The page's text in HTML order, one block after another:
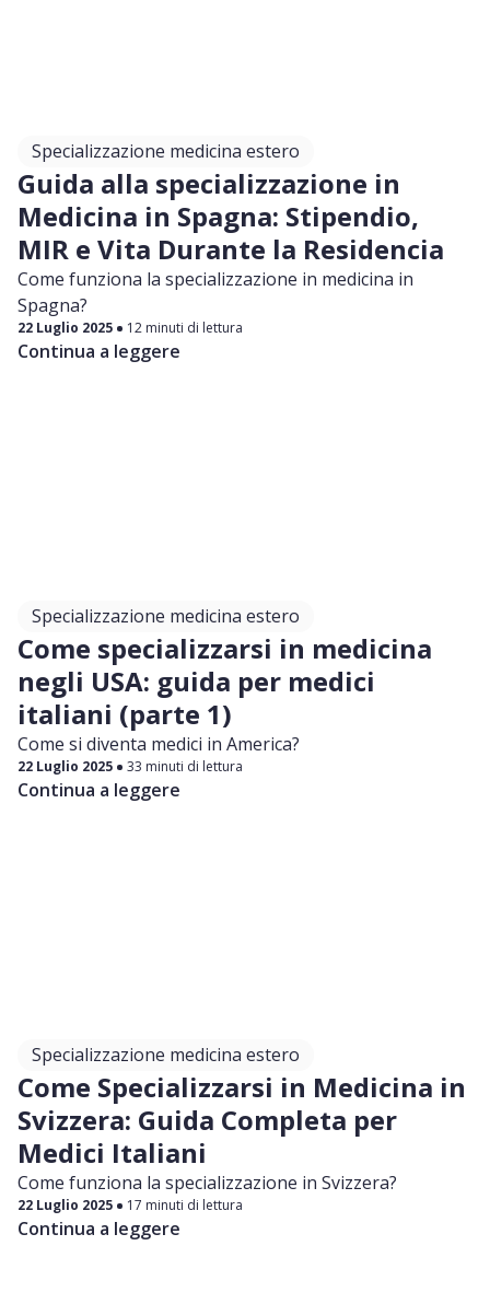
Specializzazione medicina estero
Guida alla specializzazione in
Medicina in Spagna: Stipendio,
MIR e Vita Durante la Residencia
Come funziona la specializzazione in medicina in
Spagna?
22 Luglio 2025 12 minuti di lettura
Continua a leggere
Specializzazione medicina estero
Come specializzarsi in medicina
negli USA: guida per medici
italiani (parte 1)
Come si diventa medici in America?
22 Luglio 2025 33 minuti di lettura
Continua a leggere
Specializzazione medicina estero
Come Specializzarsi in Medicina in
Svizzera: Guida Completa per
Medici Italiani
Come funziona la specializzazione in Svizzera?
22 Luglio 2025 17 minuti di lettura
Continua a leggere